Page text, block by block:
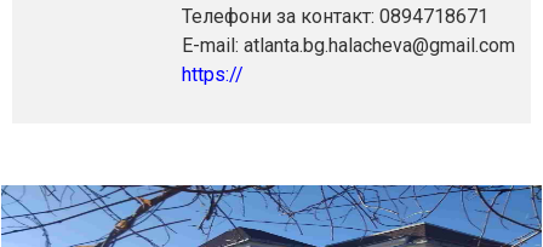
Телефони за контакт: 0894718671
E-mail: atlanta.bg.halacheva@gmail.com
https://